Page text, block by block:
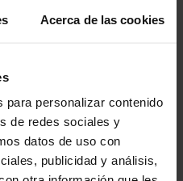
Acerca de las cookies
para personalizar contenido
de redes sociales y
datos de uso con
publicidad y análisis,
este
comprado: